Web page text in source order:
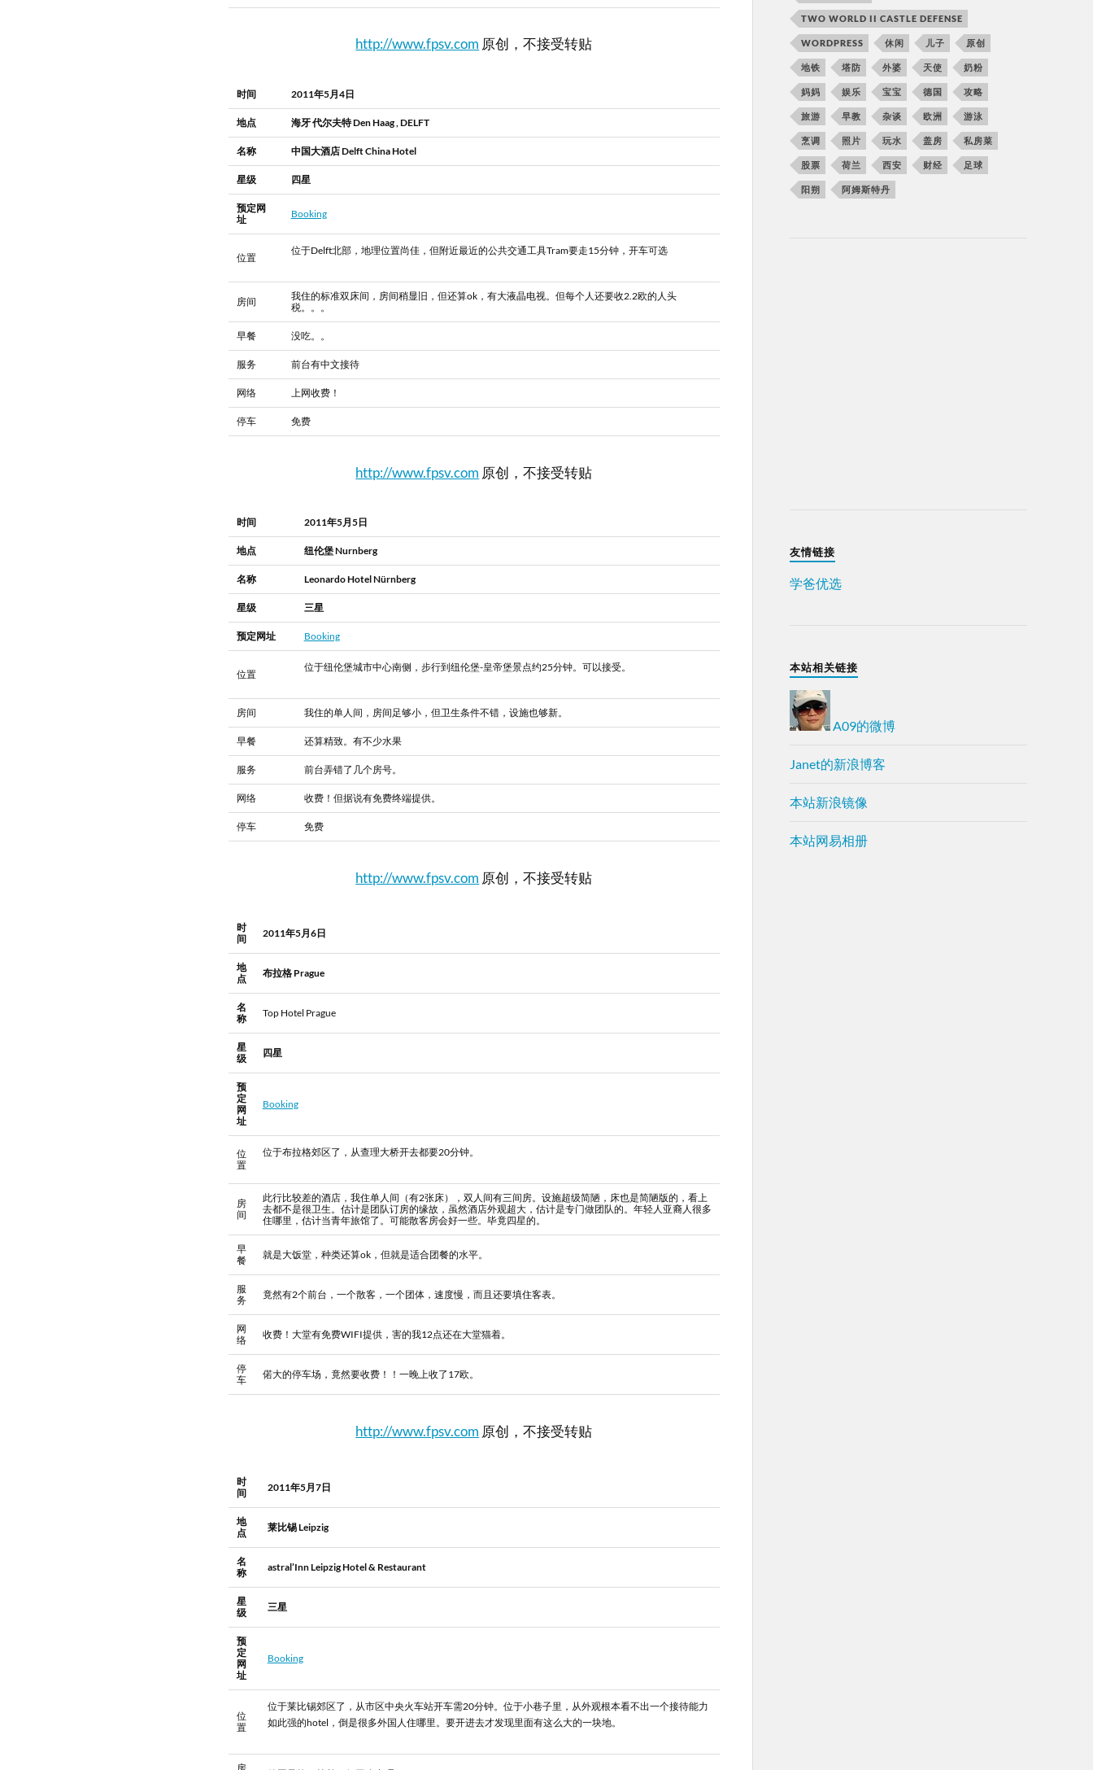
http://www.fpsv.com 原创，不接受转贴
时间 2011年5月4日
地点 海牙 代尔夫特 Den Haag , DELFT
名称 中国大酒店 Delft China Hotel
星级 四星
预定网
址
Booking
位置
位于Delft北部，地理位置尚佳，但附近最近的公共交通工具Tram要走15分钟，开车可选
房间
我住的标准双床间，房间稍显旧，但还算ok，有大液晶电视。但每个人还要收2.2欧的人头
税。。。
早餐 没吃。。
服务 前台有中文接待
网络 上网收费！
停车 免费
http://www.fpsv.com 原创，不接受转贴
时间 2011年5月5日
地点 纽伦堡 Nurnberg
名称 Leonardo Hotel Nürnberg
星级 三星
预定网址 Booking
位置
位于纽伦堡城市中心南侧，步行到纽伦堡-皇帝堡景点约25分钟。可以接受。
房间 我住的单人间，房间足够小，但卫生条件不错，设施也够新。
早餐 还算精致。有不少水果
服务 前台弄错了几个房号。
网络 收费！但据说有免费终端提供。
停车 免费
http://www.fpsv.com 原创，不接受转贴
时
间
2011年5月6日
地
点
布拉格 Prague
名
称
Top Hotel Prague
星
级
四星
预
定
网
址
Booking
位
置
位于布拉格郊区了，从查理大桥开去都要20分钟。
房
间
此行比较差的酒店，我住单人间（有2张床），双人间有三间房。设施超级简陋，床也是简陋版的，看上
去都不是很卫生。估计是团队订房的缘故，虽然酒店外观超大，估计是专门做团队的。年轻人亚裔人很多
住哪里，估计当青年旅馆了。可能散客房会好一些。毕竟四星的。
早
餐
就是大饭堂，种类还算ok，但就是适合团餐的水平。
服
务
竟然有2个前台，一个散客，一个团体，速度慢，而且还要填住客表。
网
络
收费！大堂有免费WIFI提供，害的我12点还在大堂猫着。
停
车
偌大的停车场，竟然要收费！！一晚上收了17欧。
http://www.fpsv.com 原创，不接受转贴
时
间
2011年5月7日
地
点
莱比锡 Leipzig
名
称
astral’Inn Leipzig Hotel & Restaurant
星
级
三星
预
定
网
址
Booking
位
置
位于莱比锡郊区了，从市区中央火车站开车需20分钟。位于小巷子里，从外观根本看不出一个接待能力
如此强的hotel，倒是很多外国人住哪里。要开进去才发现里面有这么大的一块地。
TWO WORLD II CASTLE DEFENSE
WORDPRESS 休闲 儿子 原创
地铁 塔防 外婆 天使 奶粉
妈妈 娱乐 宝宝 德国 攻略
旅游 早教 杂谈 欧洲 游泳
烹调 照片 玩水 盖房 私房菜
股票 荷兰 西安 财经 足球
阳朔 阿姆斯特丹
友情链接
学爸优选
本站相关链接
A09的微博
Janet的新浪博客
本站新浪镜像
本站网易相册